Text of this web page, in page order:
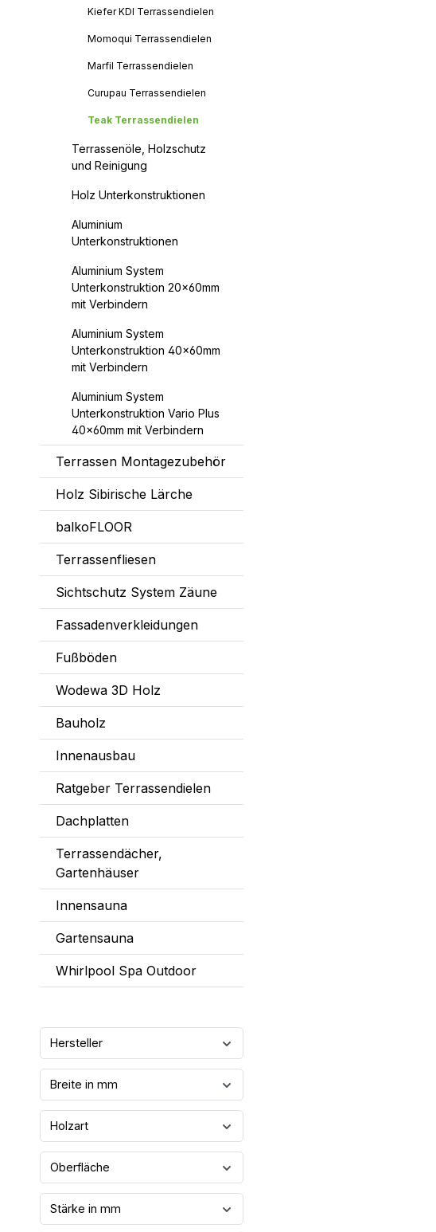
Kiefer KDI Terrassendielen
Momoqui Terrassendielen
Marfil Terrassendielen
Curupau Terrassendielen
Teak Terrassendielen
Terrassenöle, Holzschutz
und Reinigung
Holz Unterkonstruktionen
Aluminium
Unterkonstruktionen
Aluminium System
Unterkonstruktion 20x60mm
mit Verbindern
Aluminium System
Unterkonstruktion 40x60mm
mit Verbindern
Aluminium System
Unterkonstruktion Vario Plus
40x60mm mit Verbindern
Terrassen Montagezubehör
Holz Sibirische Lärche
balkoFLOOR
Terrassenfliesen
Sichtschutz System Zäune
Fassadenverkleidungen
Fußböden
Wodewa 3D Holz
Bauholz
Innenausbau
Ratgeber Terrassendielen
Dachplatten
Terrassendächer,
Gartenhäuser
Innensauna
Gartensauna
Whirlpool Spa Outdoor
Hersteller
Breite in mm
Holzart
Oberfläche
Stärke in mm